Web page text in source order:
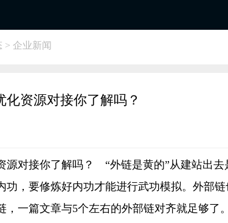
> 企业新闻
化资源对接你了解吗？
源对接你了解吗？ “外链是黄的”从建站出去
功，要修炼好内功才能进行武功模拟。外部
，一篇文章与5个左右的外部链对齐就足够了